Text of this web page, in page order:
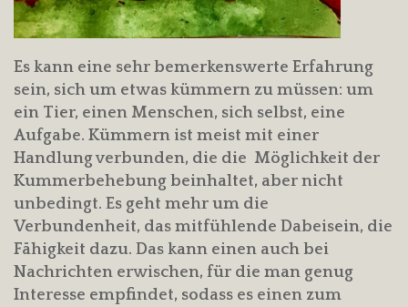
Es kann eine sehr bemerkenswerte Erfahrung
sein, sich um etwas kümmern zu müssen: um
ein Tier, einen Menschen, sich selbst, eine
Aufgabe. Kümmern ist meist mit einer
Handlung verbunden, die die Möglichkeit der
Kummerbehebung beinhaltet, aber nicht
unbedingt. Es geht mehr um die
Verbundenheit, das mitfühlende Dabeisein, die
Fähigkeit dazu. Das kann einen auch bei
Nachrichten erwischen, für die man genug
Interesse empfindet, sodass es einen zum